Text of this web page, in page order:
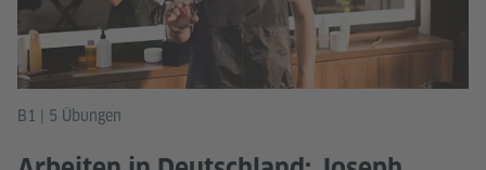
B1 | 5 Übungen